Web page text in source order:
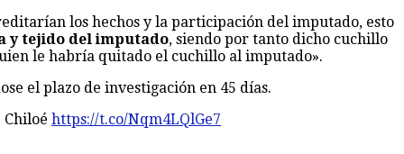
los hechos y la participación del imputado, esto
y tejido del imputado, siendo por tanto dicho cuchillo
le habría quitado el cuchillo al imputado».
el plazo de investigación en 45 días.
https://t.co/Nqm4LQlGe7